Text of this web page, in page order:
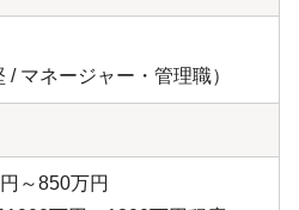
/ マネージャー・管理職）
～850万円